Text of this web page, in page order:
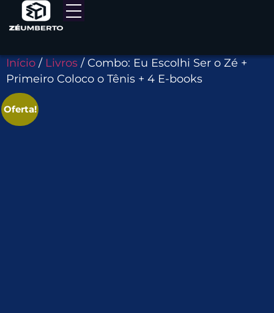
Início / Livros / Combo: Eu Escolhi Ser o Zé +
Primeiro Coloco o Tênis + 4 E-books
Oferta!